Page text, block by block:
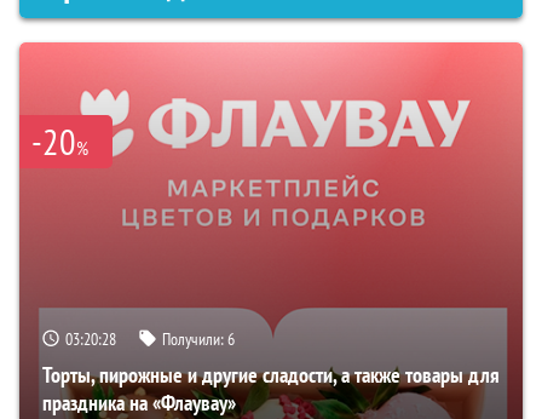
-20%
03:20:27 Получили:6
Торты, пирожные и другие сладости, а также товары для
праздника на «Флаувау»